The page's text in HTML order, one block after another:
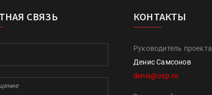
СВЯЗЬ КОНТАКТЫ
Руководитель проекта
Денис Самсонов
denis@osp.ru